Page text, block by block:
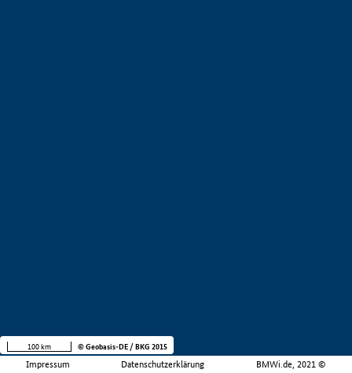
Impressum Datenschutzerklärung BMWi.de, 2021 ©
100 km © Geobasis-DE / BKG 2015